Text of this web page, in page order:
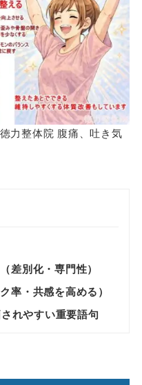
力整体院 腹痛、吐き気
差別化・専門性）
率・共感を高める）
れやすい重要語句